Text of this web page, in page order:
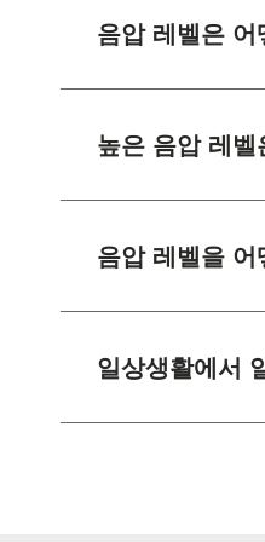
음압 레벨은 어
높은 음압 레
음압 레벨을
일상생활에서